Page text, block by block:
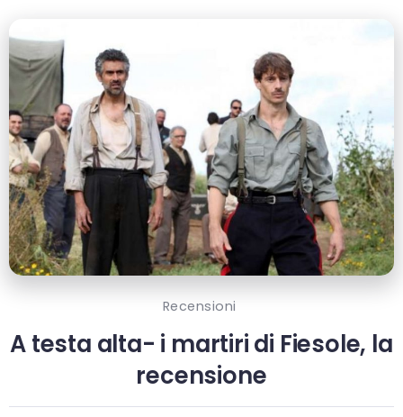
Recensioni
A testa alta- i martiri di Fiesole, la
recensione